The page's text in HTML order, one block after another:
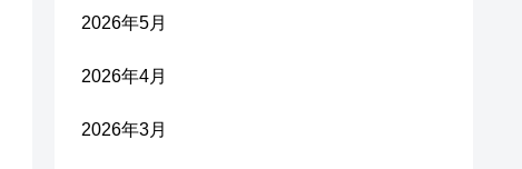
2026年5月
2026年4月
2026年3月